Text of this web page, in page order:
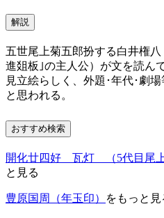
解説
五世尾上菊五郎扮する白井権
進爼板｣の主人公）が文を読ん
見立絵らしく、外題･年代･劇
と思われる。
おすすめ検索
開化廿四好 瓦灯 （5代目尾上
と見る
豊原国周（年玉印） をもっと見